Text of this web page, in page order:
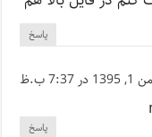
پاسخ
7:37 ب.ظ
پاسخ